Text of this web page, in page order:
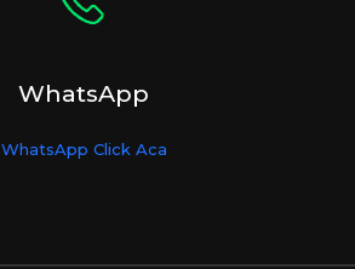
WhatsApp
WhatsApp Click Aca